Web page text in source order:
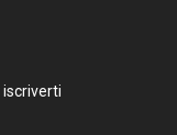
iscriverti